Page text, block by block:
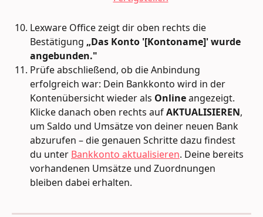
Lexware Office zeigt dir oben rechts die
Bestätigung „Das Konto '[Kontoname]' wurde
angebunden."
Prüfe abschließend, ob die Anbindung
erfolgreich war: Dein Bankkonto wird in der
Kontenübersicht wieder als Online angezeigt.
Klicke danach oben rechts auf AKTUALISIEREN,
um Saldo und Umsätze von deiner neuen Bank
abzurufen – die genauen Schritte dazu findest
du unter Bankkonto aktualisieren. Deine bereits
vorhandenen Umsätze und Zuordnungen
bleiben dabei erhalten.